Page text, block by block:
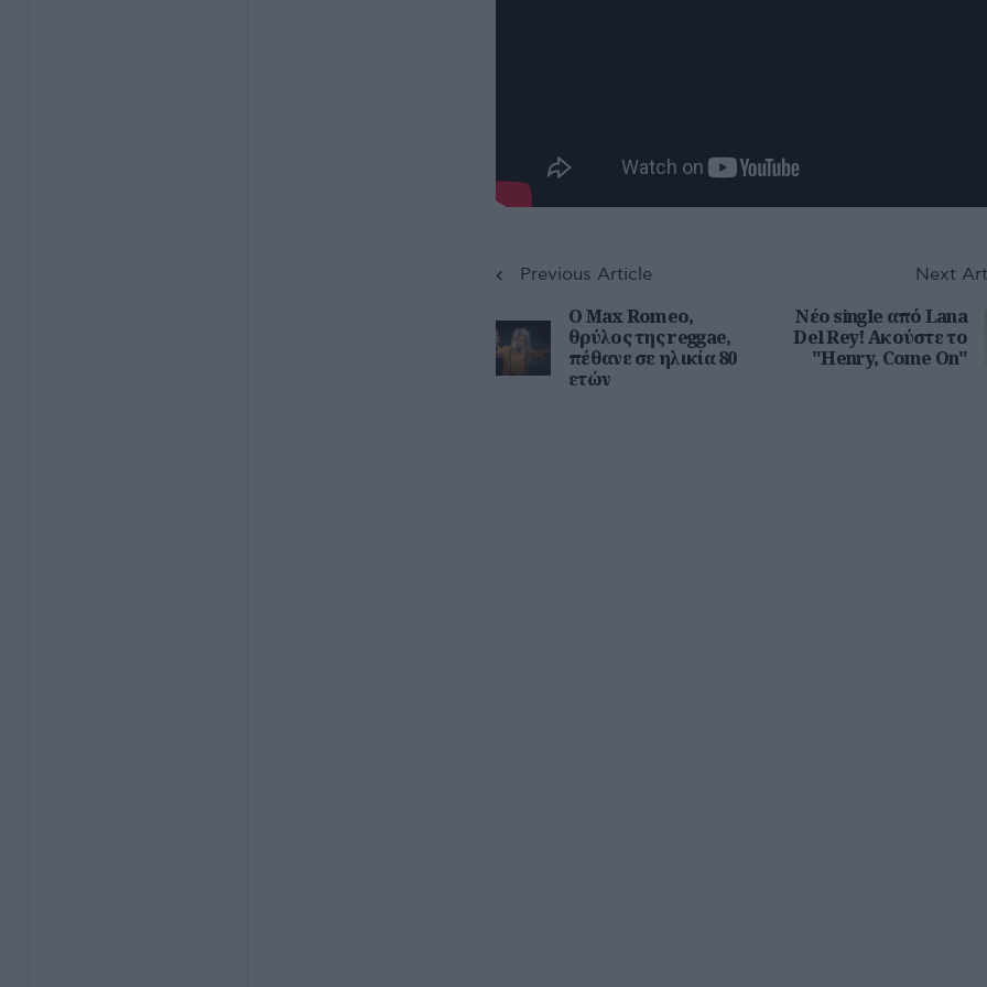
Previous Article
Ο Max Romeo,
θρύλος της reggae,
πέθανε σε ηλικία 80
ετών
Next
Νέο single από Lana
Del Rey! Ακούστε το
"Henry, Come On"